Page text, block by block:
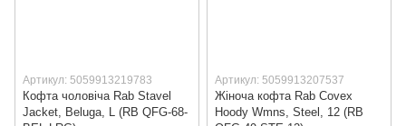
Артикул: 5059913219783
Кофта чоловіча Rab Stavel
Jacket, Beluga, L (RB QFG-68-
Артикул: 5059913207537
Жіноча кофта Rab Covex
Hoody Wmns, Steel, 12 (RB